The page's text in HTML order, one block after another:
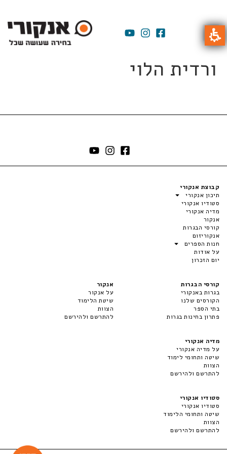
ורדית הלוי
קבוצת אנקורי
תיכון אנקורי
סטודיו אנקורי
מדיה אנקורי
אנקור
קורסי הבגרות
אנקוריזום
חנות הספרים
על אודות
יום הזכרון
קורסי הבגרות
בגרות באנקורי
הקורסים שלנו
בתי הספר
פתרון בחינות בגרות
אנקור
על אנקור
שיטת הלימוד
הצוות
להתרשם ולהירשם
מדיה אנקורי
על מדיה אנקורי
שיטה ותחומי לימוד
הצוות
להתרשם ולהירשם
סטודיו אנקורי
סטודיו אנקורי
שיטה ותחומי הלימוד
הצוות
להתרשם ולהירשם